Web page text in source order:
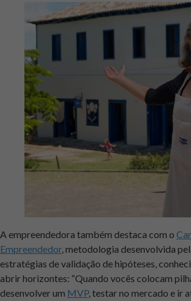
A empreendedora também destaca com o
Empreendedor, metodologia desenvolvida
estratégias de validação de hipóteses,
abrir horizontes: “Quando vocês colocam
desenvolver um MVP, testar no mercado e ir